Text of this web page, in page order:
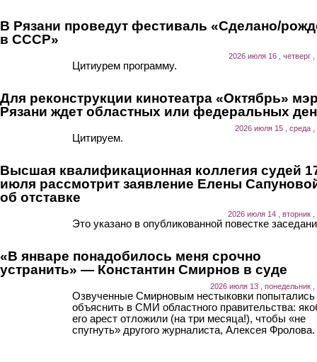
В Рязани проведут фестиваль «Сделано/
в СССР»
2026 июля 16 , четверг ,
Цитиурем программу.
Для реконструкции кинотеатра «Октябрь»
Рязани ждет областных или федеральных
2026 июля 15 , среда ,
Цитируем.
Высшая квалификационная коллегия судей
июля рассмотрит заявление Елены
об отставке
2026 июля 14 , вторник ,
Это указано в опубликованной повестке
«В январе понадобилось меня срочно
устранить» — Константин Смирнов в суде
2026 июля 13 , понедельник ,
Озвученные Смирновым нестыковки попытались
объяснить в СМИ областного правительства:
его арест отложили (на три месяца!), чтобы «не
спугнуть» другого журналиста, Алексея Фролова.